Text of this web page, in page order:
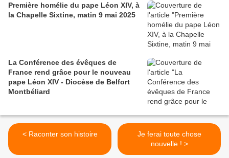
Première homélie du pape Léon XIV, à
la Chapelle Sixtine, matin 9 mai 2025
La Conférence des évêques de
France rend grâce pour le nouveau
pape Léon XIV - Diocèse de Belfort
Montbéliard
< Raconter son histoire
Je ferai toute chose
nouvelle ! >